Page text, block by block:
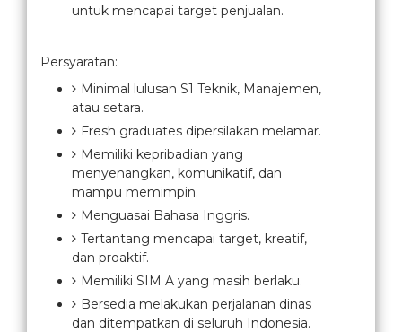
untuk mencapai target penjualan.
Persyaratan:
Minimal lulusan S1 Teknik, Manajemen,
atau setara.
Fresh graduates dipersilakan melamar.
Memiliki kepribadian yang
menyenangkan, komunikatif, dan
mampu memimpin.
Menguasai Bahasa Inggris.
Tertantang mencapai target, kreatif,
dan proaktif.
Memiliki SIM A yang masih berlaku.
Bersedia melakukan perjalanan dinas
dan ditempatkan di seluruh Indonesia.